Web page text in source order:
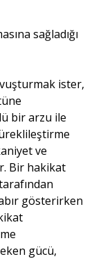
sağladığı
ister,
bir arzu ile
ve
Bir hakikat
gösterirken
gücü,